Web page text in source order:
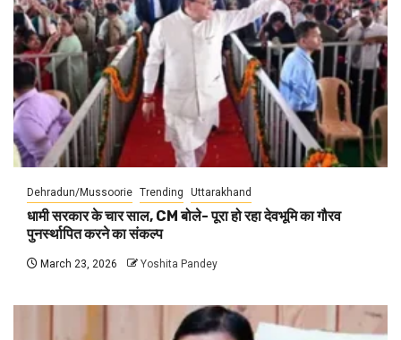
Dehradun/Mussoorie Trending Uttarakhand
धामी सरकार के चार साल, CM बोले- पूरा हो रहा देवभूमि का गौरव
पुनर्स्थापित करने का संकल्प
March 23, 2026 Yoshita Pandey